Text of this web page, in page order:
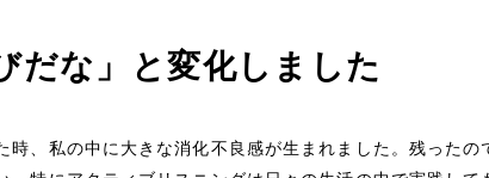
だな」と変化しました
時、私の中に大きな消化不良感が生まれました。残った